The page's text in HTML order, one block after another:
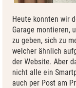
Heute konnten wir
Garage montieren,
zu geben, sich zu
welcher ähnlich
der Website. Aber
nicht alle ein
auch per Post am